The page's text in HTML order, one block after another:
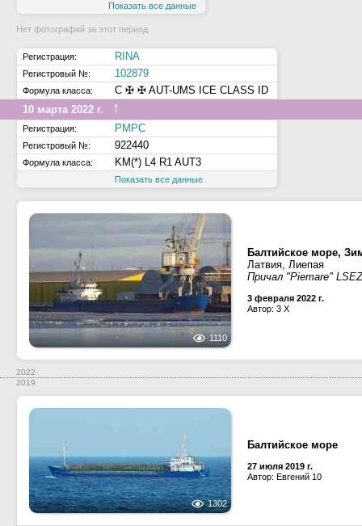
Показать все данные
Нет фотографий за этот период
Регистрация: RINA
Регистровый №: 102879
Формула класса:
C ✠ ✠ AUT-UMS ICE CLASS ID
10 марта 2022 г.
↑
Регистрация: РМРС
Регистровый №: 922440
Формула класса: KM(*) L4 R1 AUT3
Показать все данные
1110
Балтийское море,
Латвия, Лиепая
Причал "Piemare"
3 февраля 2022 г.
Автор: 3 X
2022
2019
1302
Балтийское море
27 июля 2019 г.
Автор: Евгений 10